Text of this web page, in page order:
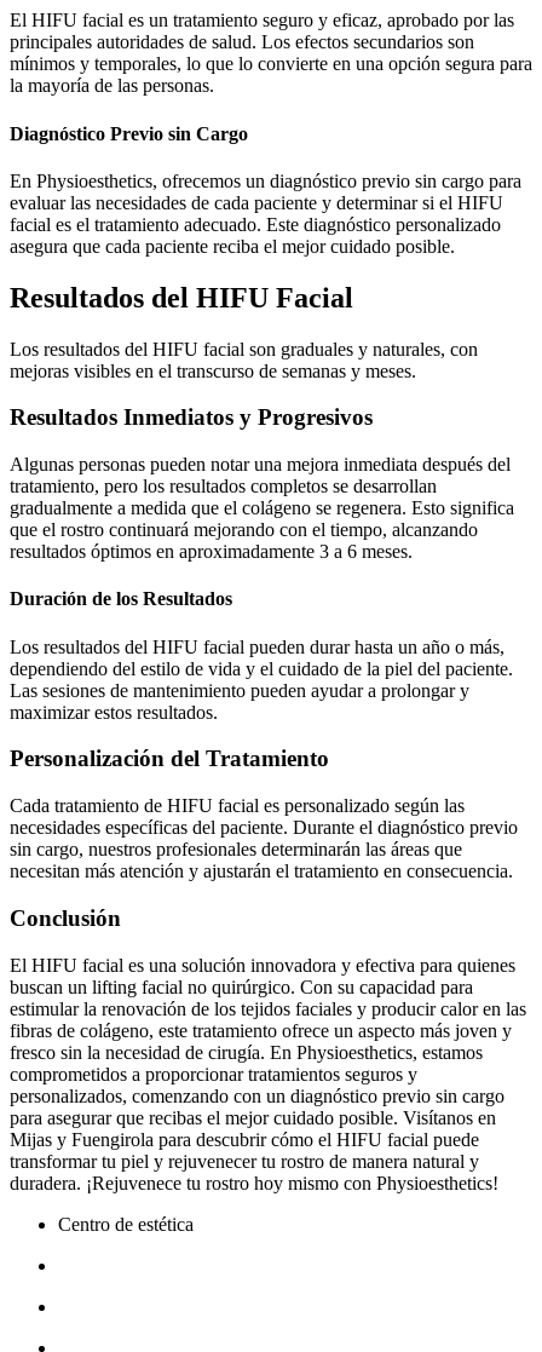
El HIFU facial es un tratamiento seguro y eficaz, aprobado por las
principales autoridades de salud. Los efectos secundarios son
mínimos y temporales, lo que lo convierte en una opción segura para
la mayoría de las personas.
Diagnóstico Previo sin Cargo
En Physioesthetics, ofrecemos un diagnóstico previo sin cargo para
evaluar las necesidades de cada paciente y determinar si el HIFU
facial es el tratamiento adecuado. Este diagnóstico personalizado
asegura que cada paciente reciba el mejor cuidado posible.
Resultados del HIFU Facial
Los resultados del HIFU facial son graduales y naturales, con
mejoras visibles en el transcurso de semanas y meses.
Resultados Inmediatos y Progresivos
Algunas personas pueden notar una mejora inmediata después del
tratamiento, pero los resultados completos se desarrollan
gradualmente a medida que el colágeno se regenera. Esto significa
que el rostro continuará mejorando con el tiempo, alcanzando
resultados óptimos en aproximadamente 3 a 6 meses.
Duración de los Resultados
Los resultados del HIFU facial pueden durar hasta un año o más,
dependiendo del estilo de vida y el cuidado de la piel del paciente.
Las sesiones de mantenimiento pueden ayudar a prolongar y
maximizar estos resultados.
Personalización del Tratamiento
Cada tratamiento de HIFU facial es personalizado según las
necesidades específicas del paciente. Durante el diagnóstico previo
sin cargo, nuestros profesionales determinarán las áreas que
necesitan más atención y ajustarán el tratamiento en consecuencia.
Conclusión
El HIFU facial es una solución innovadora y efectiva para quienes
buscan un lifting facial no quirúrgico. Con su capacidad para
estimular la renovación de los tejidos faciales y producir calor en las
fibras de colágeno, este tratamiento ofrece un aspecto más joven y
fresco sin la necesidad de cirugía. En Physioesthetics, estamos
comprometidos a proporcionar tratamientos seguros y
personalizados, comenzando con un diagnóstico previo sin cargo
para asegurar que recibas el mejor cuidado posible. Visítanos en
Mijas y Fuengirola para descubrir cómo el HIFU facial puede
transformar tu piel y rejuvenecer tu rostro de manera natural y
duradera. ¡Rejuvenece tu rostro hoy mismo con Physioesthetics!
Centro de estética